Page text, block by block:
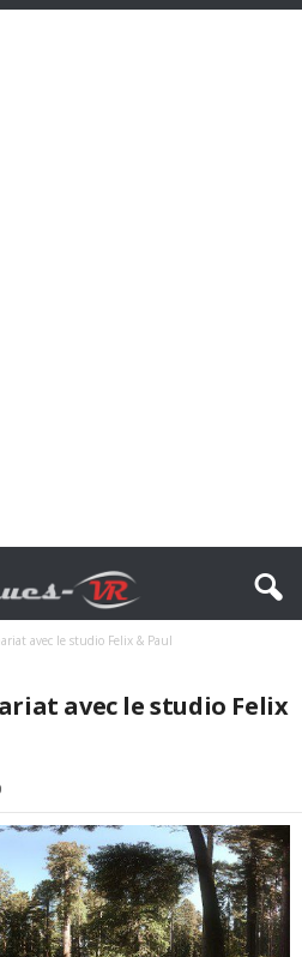
avec le studio Felix & Paul
avec le studio Felix